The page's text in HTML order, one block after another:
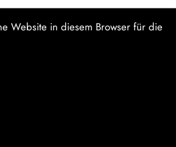
Website in diesem Browser für die